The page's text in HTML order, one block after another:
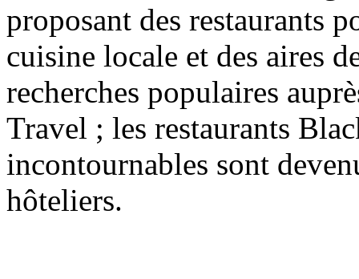
proposant des restaurants
cuisine locale et des aires
recherches populaires
Travel ; les restaurants
incontournables sont
hôteliers.